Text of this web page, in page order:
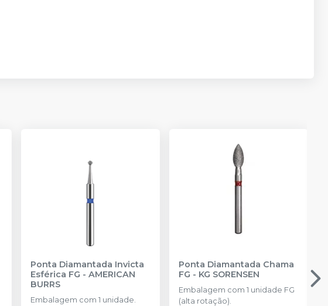
Ponta Diamantada Invicta
Esférica FG - AMERICAN
BURRS
Embalagem com 1 unidade.
Ponta Diamantada Chama
FG - KG SORENSEN
Embalagem com 1 unidade FG
(alta rotação).